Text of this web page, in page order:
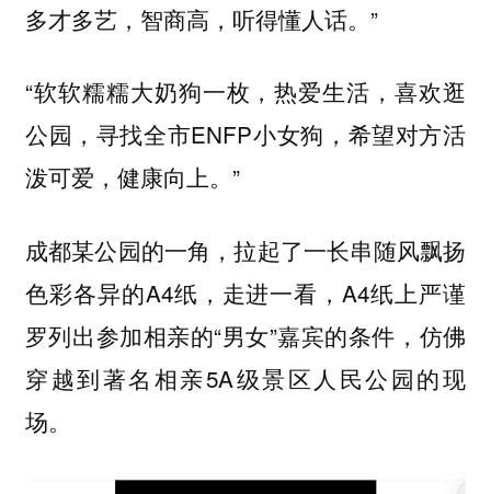
多才多艺，智商高，听得懂人话。”
“软软糯糯大奶狗一枚，热爱生活，喜欢逛
公园，寻找全市ENFP小女狗，希望对方活
泼可爱，健康向上。”
成都某公园的一角，拉起了一长串随风飘扬
色彩各异的A4纸，走进一看，A4纸上严谨
罗列出参加相亲的“男女”嘉宾的条件，仿佛
穿越到著名相亲5A级景区人民公园的现
场。